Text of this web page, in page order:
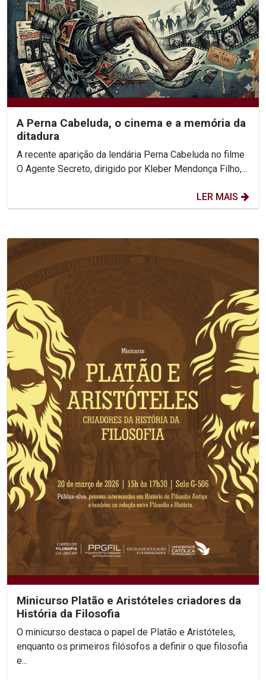
A Perna Cabeluda, o cinema e a memória da
ditadura
A recente aparição da lendária Perna Cabeluda no filme
O Agente Secreto, dirigido por Kleber Mendonça Filho,...
LER MAIS
Minicurso Platão e Aristóteles criadores da
História da Filosofia
O minicurso destaca o papel de Platão e Aristóteles,
enquanto os primeiros filósofos a definir o que filosofia
e...